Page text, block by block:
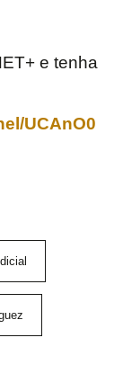
e tenha
UCAnO0